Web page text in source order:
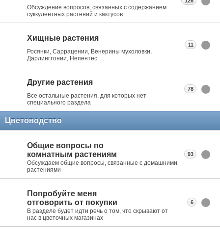
Обсуждение вопросов, связанных с содержанием
суккулентных растений и кактусов
Хищные растения
Росянки, Саррацении, Венерины мухоловки,
Дарлингтонии, Непентес …
11
Другие растения
Все остальные растения, для которых нет
специального раздела
78
Цветоводство
Общие вопросы по
комнатным растениям
Обсуждаем общие вопросы, связанные с домашними
растениями
93
Попробуйте меня
отговорить от покупки
В разделе будет идти речь о том, что скрывают от
нас в цветочных магазинах
6